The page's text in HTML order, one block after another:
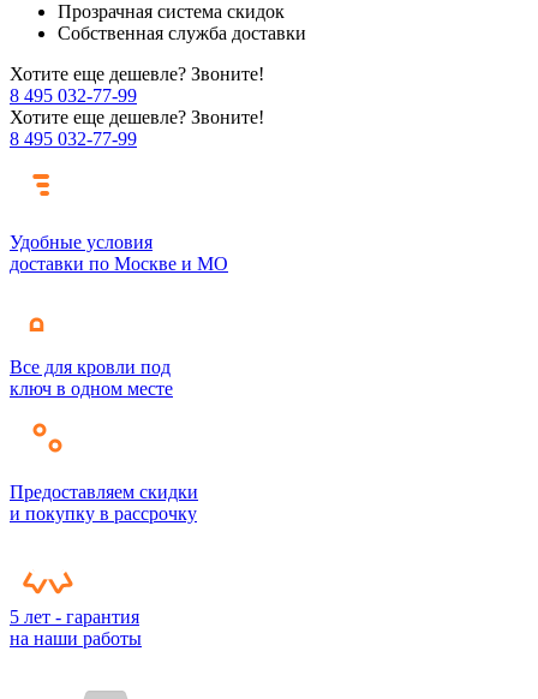
Прозрачная система скидок
Собственная служба доставки
Хотите еще дешевле? Звоните!
8 495 032-77-99
Хотите еще дешевле? Звоните!
8 495 032-77-99
Удобные условия
доставки по Москве и МО
Все для кровли под
ключ в одном месте
Предоставляем скидки
и покупку в рассрочку
5 лет - гарантия
на наши работы